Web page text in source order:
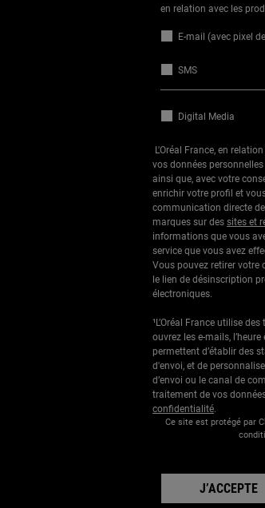
en relation avec les
E-mail (avec pixel
SMS
Digital Media
L'Oréal France, en
vos données
ainsi que, avec votre
enrichir votre profil et
communication directe
marques sur des sites et
informations que vous
service que vous avez
Vous pouvez retirer
le lien de désinscription
électroniques.
¹L’Oréal France utilise
ouvrez les e-mails,
permettent d’établir des
d'envoi, et de
d’envoi ou le canal de
traitement de vos
confidentialité.
Ce site est protégé par
J’ACCEPTE